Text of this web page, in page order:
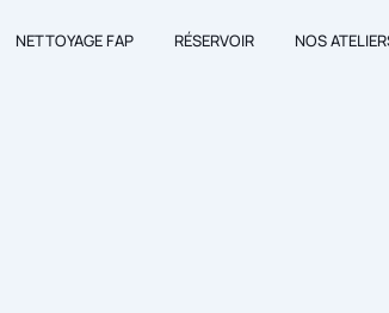
NETTOYAGE FAP RÉSERVOIR NOS